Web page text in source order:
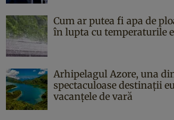
Cum ar putea fi apa de
în lupta cu temperaturile
Arhipelagul Azore, una
spectaculoase destinații
vacanțele de vară